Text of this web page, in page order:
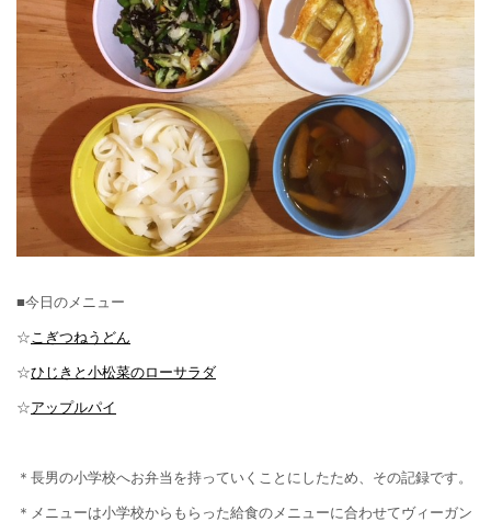
■今日のメニュー
☆ こぎつねうどん
☆ひじきと小松菜のローサラダ
☆アップルパイ
＊長男の小学校へお弁当を持っていくことにしたため、その記録です。
＊メニューは小学校からもらった給食のメニューに合わせてヴィーガン